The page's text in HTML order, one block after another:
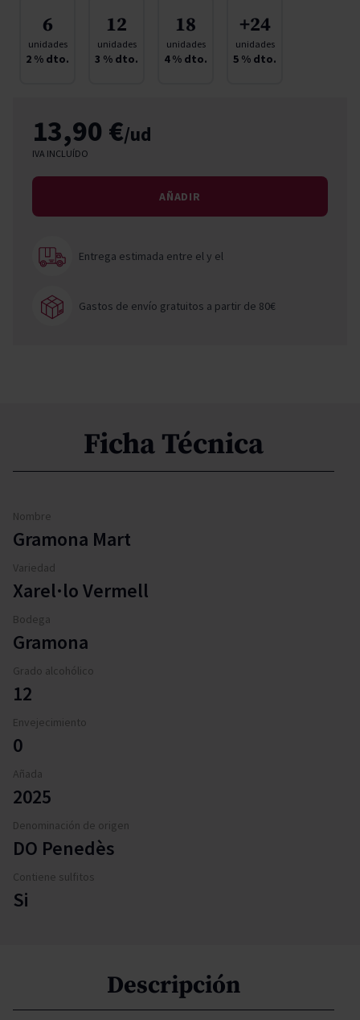
6
unidades
2 % dto.
12
unidades
3 % dto.
18
unidades
4% dto.
+24
unidades
5 % dto.
13,90 €/ud
IVA INCLUÍDO
AÑADIR
Entrega estimada entre ely el
Gastos de envío gratuitos a partir de 80€
Ficha Técnica
Nombre
Gramona Mart
Variedad
Xarel·lo Vermell
Bodega
Gramona
Grado alcohólico
12
Envejecimiento
0
Añada
2025
Denominación de origen
DO Penedès
Contiene sulfitos
Si
Descripción